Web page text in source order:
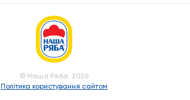
© Наша Ряба. 2026
Політика користування сайтом